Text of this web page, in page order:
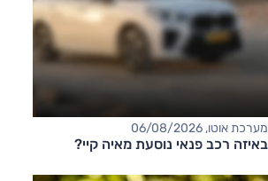
מערכת אוטו, 06/08/2026
באיזה רכב פנאי נוסעת מאיה קיי?